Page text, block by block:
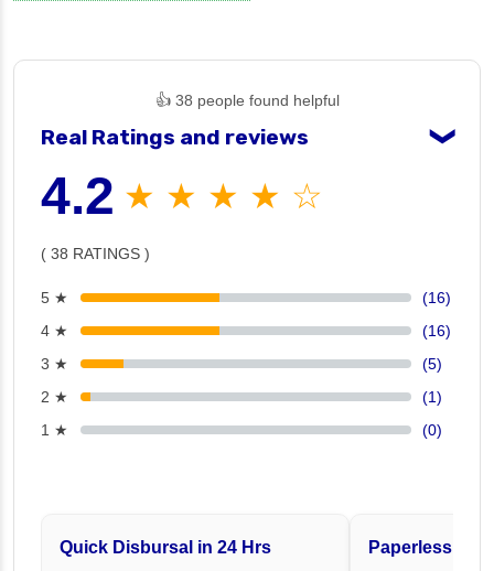
👍 38 people found helpful
Real Ratings and reviews ❯
4.2 ★ ★ ★ ★ ☆
( 38 RATINGS )
5 ★
(16)
4 ★
(16)
3 ★
(5)
2 ★
(1)
1 ★
(0)
Quick Disbursal in 24 Hrs
Paperless and